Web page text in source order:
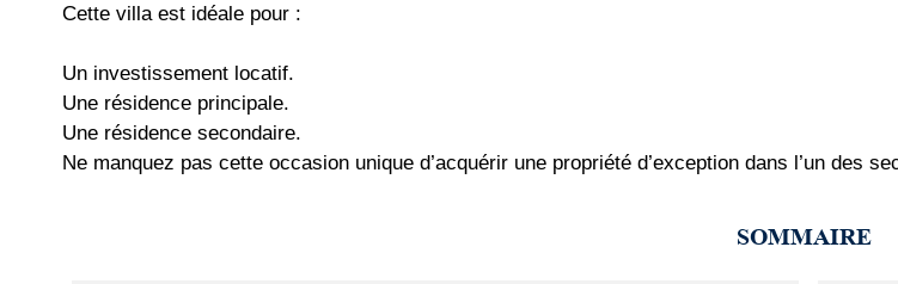
Cette villa est idéale pour :
Un investissement locatif.
Une résidence principale.
Une résidence secondaire.
Ne manquez pas cette occasion unique d’acquérir une propriété d’exception dans l’un des
SOMMAIRE